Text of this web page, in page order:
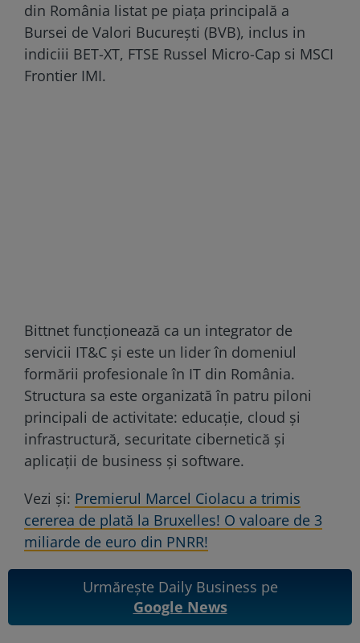
din România listat pe piaţa principală a
Bursei de Valori Bucureşti (BVB), inclus in
indiciii BET-XT, FTSE Russel Micro-Cap si MSCI
Frontier IMI.
Bittnet funcţionează ca un integrator de
servicii IT&C şi este un lider în domeniul
formării profesionale în IT din România.
Structura sa este organizată în patru piloni
principali de activitate: educaţie, cloud şi
infrastructură, securitate cibernetică şi
aplicaţii de business şi software.
Vezi și: Premierul Marcel Ciolacu a trimis
cererea de plată la Bruxelles! O valoare de 3
miliarde de euro din PNRR!
Urmărește Daily Business pe
Google News